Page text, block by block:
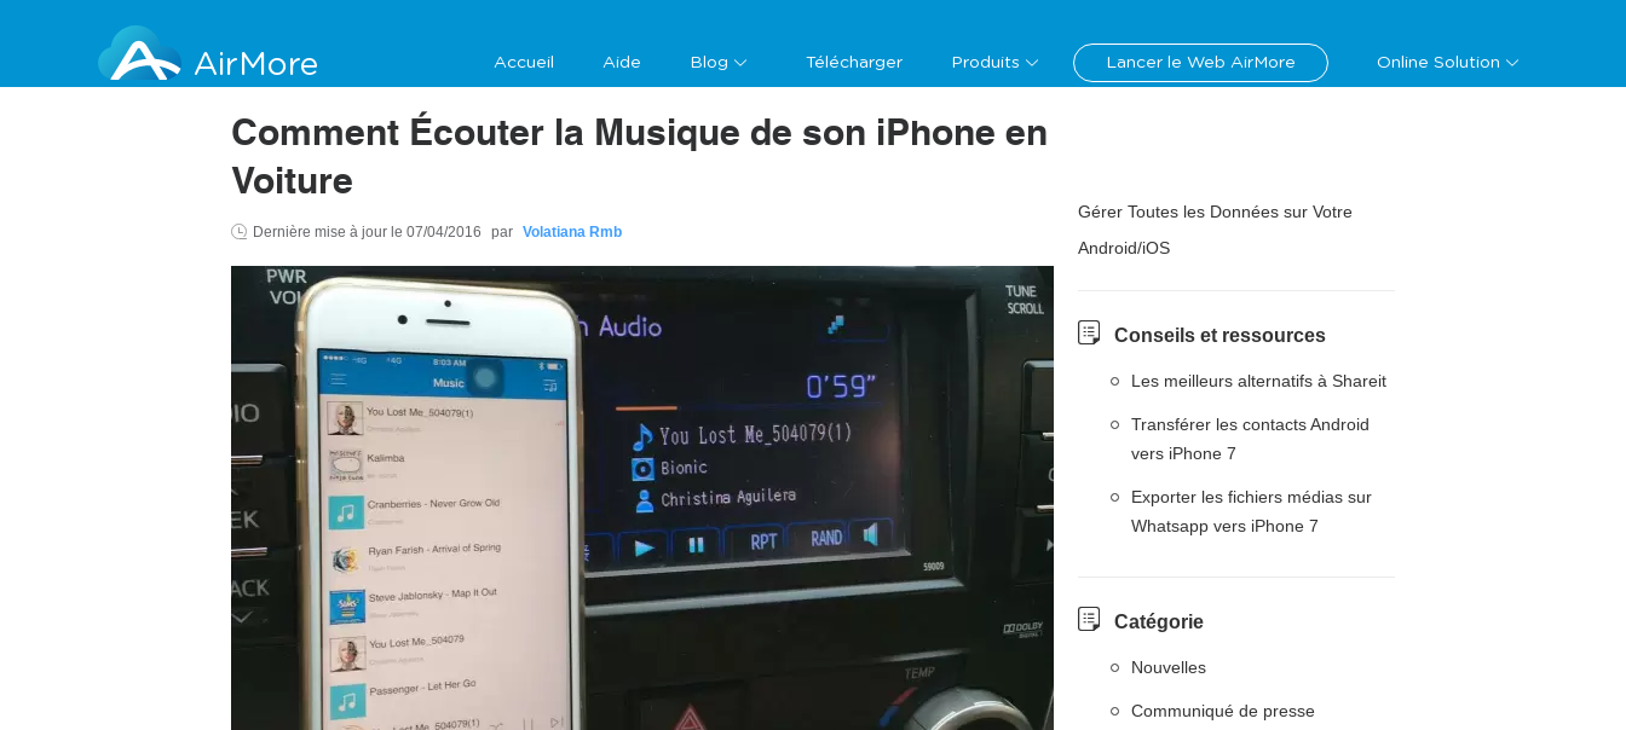
AirMore Accueil Aide Blog Télécharger Produits Lancer le Web AirMore Online Solution
Comment Écouter la Musique de son iPhone en
Voiture
Dernière mise à jour le 07/04/2016 par Volatiana Rmb
Gérer Toutes les Données sur Votre
Android/iOS
Conseils et ressources
Les meilleurs alternatifs à Shareit
Transférer les contacts Android
vers iPhone 7
Exporter les fichiers médias sur
Whatsapp vers iPhone 7
Catégorie
Nouvelles
Communiqué de presse